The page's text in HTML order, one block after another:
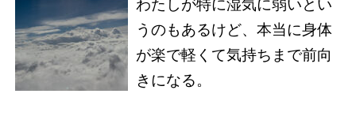
わたしが特に湿気に弱いとい
うのもあるけど、本当に身体
が楽で軽くて気持ちまで前向
きになる。